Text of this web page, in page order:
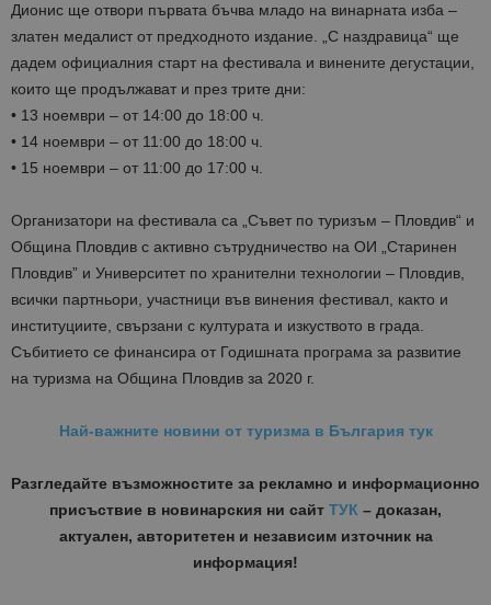
Дионис ще отвори първата бъчва младо на винарната изба –
златен медалист от предходното издание. „С наздравица“ ще
дадем официалния старт на фестивала и винените дегустации,
които ще продължават и през трите дни:
• 13 ноември – от 14:00 до 18:00 ч.
• 14 ноември – от 11:00 до 18:00 ч.
• 15 ноември – от 11:00 до 17:00 ч.
Организатори на фестивала са „Съвет по туризъм – Пловдив“ и
Община Пловдив с активно сътрудничество на ОИ „Старинен
Пловдив” и Университет по хранителни технологии – Пловдив,
всички партньори, участници във винения фестивал, както и
институциите, свързани с културата и изкуството в града.
Събитието се финансира от Годишната програма за развитие
на туризма на Община Пловдив за 2020 г.
Най-важните новини от туризма в България тук
Разгледайте възможностите за рекламно и информационно
присъствие в новинарския ни сайт ТУК – доказан,
актуален, авторитетен и независим източник на
информация!